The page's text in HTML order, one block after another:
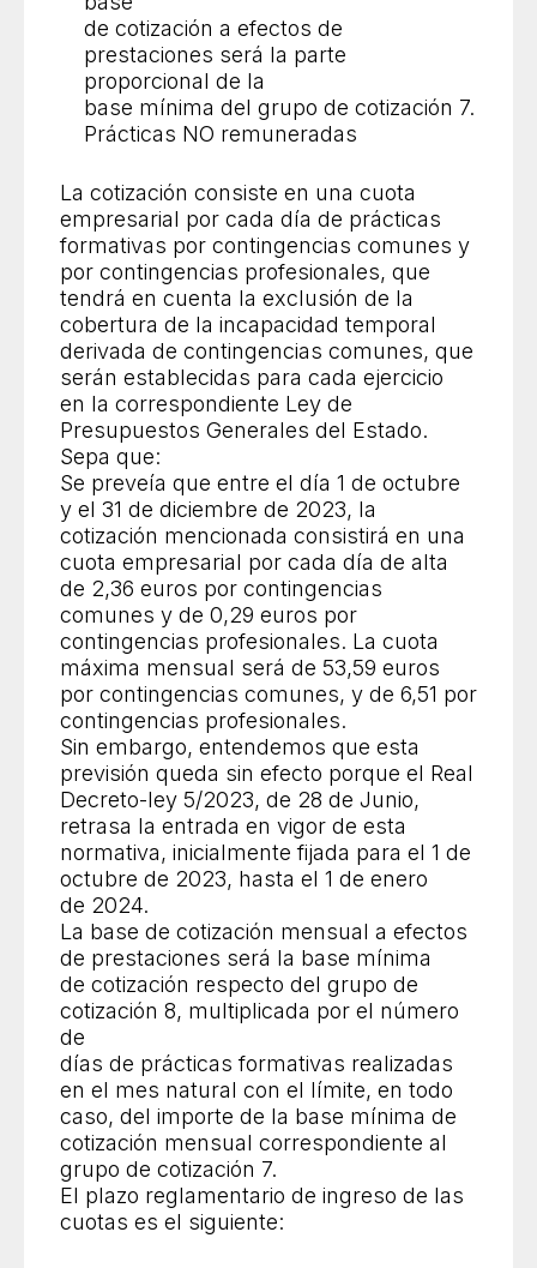
de cotización a efectos de
prestaciones será la parte
proporcional de la
base mínima del grupo de cotización 7.
Prácticas NO remuneradas
La cotización consiste en una cuota
empresarial por cada día de prácticas
formativas por contingencias comunes y
por contingencias profesionales, que
tendrá en cuenta la exclusión de la
cobertura de la incapacidad temporal
derivada de contingencias comunes, que
serán establecidas para cada ejercicio
en la correspondiente Ley de
Presupuestos Generales del Estado.
Sepa que:
Se preveía que entre el día 1 de octubre
y el 31 de diciembre de 2023, la
cotización mencionada consistirá en una
cuota empresarial por cada día de alta
de 2,36 euros por contingencias
comunes y de 0,29 euros por
contingencias profesionales. La cuota
máxima mensual será de 53,59 euros
por contingencias comunes, y de 6,51 por
contingencias profesionales.
Sin embargo, entendemos que esta
previsión queda sin efecto porque el Real
Decreto-ley 5/2023, de 28 de Junio,
retrasa la entrada en vigor de esta
normativa, inicialmente fijada para el 1 de
octubre de 2023, hasta el 1 de enero
de 2024.
La base de cotización mensual a efectos
de prestaciones será la base mínima
de cotización respecto del grupo de
cotización 8, multiplicada por el número
de
días de prácticas formativas realizadas
en el mes natural con el límite, en todo
caso, del importe de la base mínima de
cotización mensual correspondiente al
grupo de cotización 7.
El plazo reglamentario de ingreso de las
cuotas es el siguiente: